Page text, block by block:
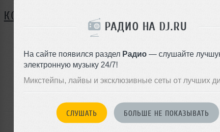
РАДИО НА DJ.RU
На сайте появился раздел Радио — слушайте
электронную музыку 24/7!
Микстейпы, лайвы и эксклюзивные сеты от лучших
СЛУШАТЬ БОЛЬШЕ НЕ ПОКАЗЫВАТЬ
КОММЕНТАРИИ
ЗАРЕГИСТРИРУЙТЕСЬ
войдите на сайт